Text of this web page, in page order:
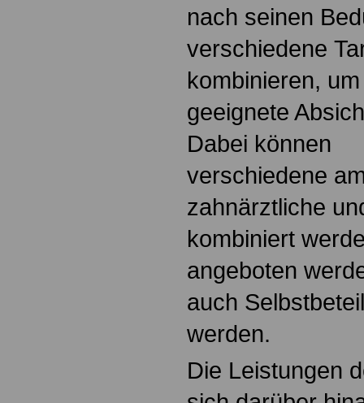
nach seinen
verschiedene
kombinieren,
geeignete
Dabei können
verschiedene
zahnärztliche
kombiniert
angeboten
auch
werden.
Die Leistungen